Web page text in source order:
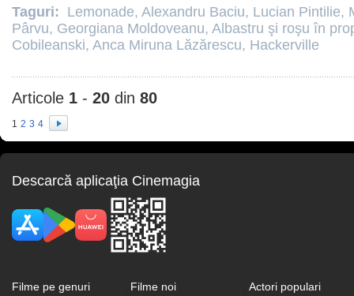
Taguri: Lemonade, Alexandru Baciu, Lucian Pintilie,
Pârvu, Georgiana Moldoveanu, Albastru şi roşu în
Cobileanski, Anca Miruna Lăzărescu, Hackerville
Articole 1 - 20 din 80
1 2 3 4
Descarcă aplicaţia Cinemagia
Filme pe genuri Filme noi Actori populari